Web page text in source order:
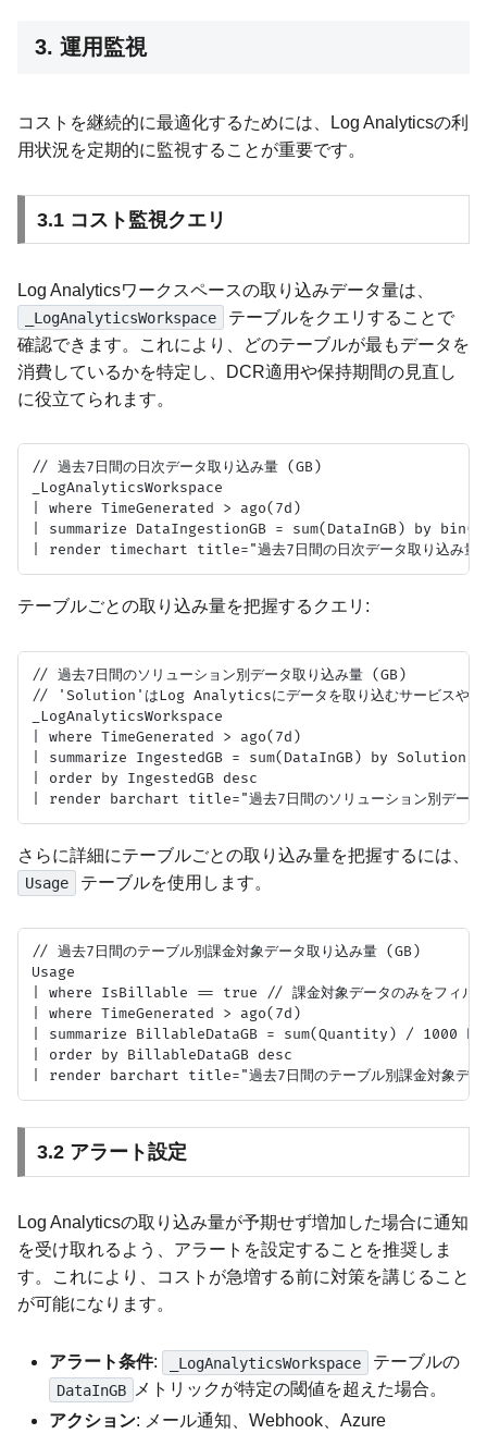
3. 運用監視
コストを継続的に最適化するためには、Log Analyticsの利
用状況を定期的に監視することが重要です。
3.1 コスト監視クエリ
Log Analyticsワークスペースの取り込みデータ量は、
_LogAnalyticsWorkspace
テーブルをクエリすることで
確認できます。これにより、どのテーブルが最もデータを
消費しているかを特定し、DCR適用や保持期間の見直し
に役立てられます。
// 過去7日間の日次データ取り込み量 (GB)
_LogAnalyticsWorkspace
| where TimeGenerated > ago(7d)
| summarize DataIngestionGB = sum(DataInGB) by
テーブルごとの取り込み量を把握するクエリ:
// 過去7日間のソリューション別データ取り込み量 (GB)
// 'Solution'はLog Analyticsにデータを取り込むサービスやカ
_LogAnalyticsWorkspace
| where TimeGenerated > ago(7d)
| summarize IngestedGB = sum(DataInGB) by Solution
| order by IngestedGB desc
さらに詳細にテーブルごとの取り込み量を把握するには、
Usage テーブルを使用します。
// 過去7日間のテーブル別課金対象データ取り込み量 (GB)
Usage
| where IsBillable == true // 課金対象データのみをフィルタ
| where TimeGenerated > ago(7d)
| summarize BillableDataGB = sum(Quantity) / 1000 by
| order by BillableDataGB desc
3.2 アラート設定
Log Analyticsの取り込み量が予期せず増加した場合に通知
を受け取れるよう、アラートを設定することを推奨しま
す。これにより、コストが急増する前に対策を講じること
が可能になります。
アラート条件: _LogAnalyticsWorkspace テーブルの
DataInGB メトリックが特定の閾値を超えた場合。
アクション: メール通知、Webhook、Azure